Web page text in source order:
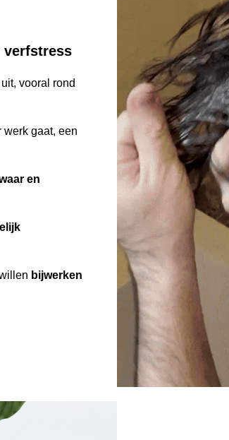
verfstress
vooral rond
werk gaat, een
en
bijwerken